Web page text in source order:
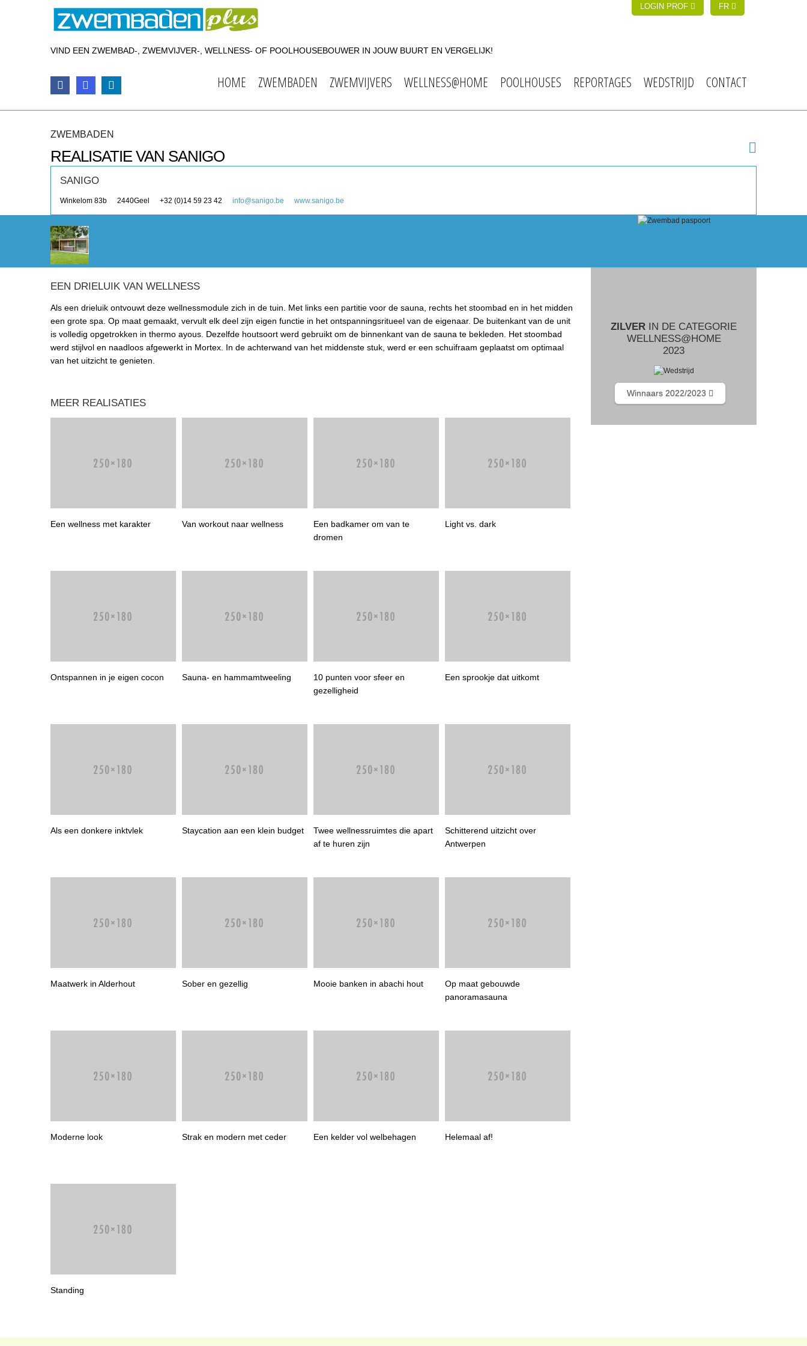
LOGIN PROF FR
VIND EEN ZWEMBAD-, ZWEMVIJVER-, WELLNESS- OF POOLHOUSEBOUWER IN JOUW BUURT EN VERGELIJK!
HOME ZWEMBADEN ZWEMVIJVERS WELLNESS@HOME POOLHOUSES REPORTAGES WEDSTRIJD CONTACT
ZWEMBADEN
REALISATIE VAN SANIGO
SANIGO
Winkelom 83b 2440Geel +32 (0)14 59 23 42 info@sanigo.be www.sanigo.be
EEN DRIELUIK VAN WELLNESS
Als een drieluik ontvouwt deze wellnessmodule zich in de tuin. Met links een partitie voor de sauna, rechts het stoombad en in het midden
een grote spa. Op maat gemaakt, vervult elk deel zijn eigen functie in het ontspanningsritueel van de eigenaar. De buitenkant van de unit
is volledig opgetrokken in thermo ayous. Dezelfde houtsoort werd gebruikt om de binnenkant van de sauna te bekleden. Het stoombad
werd stijlvol en naadloos afgewerkt in Mortex. In de achterwand van het middenste stuk, werd er een schuifraam geplaatst om optimaal
van het uitzicht te genieten.
MEER REALISATIES
Een wellness met karakter Van workout naar wellness
Een badkamer om van te
dromen
Light vs. dark
Ontspannen in je eigen cocon Sauna- en hammamtweeling
10 punten voor sfeer en
gezelligheid
Een sprookje dat uitkomt
Als een donkere inktvlek Staycation aan een klein budget
Twee wellnessruimtes die apart
af te huren zijn
Schitterend uitzicht over
Antwerpen
Maatwerk in Alderhout Sober en gezellig Mooie banken in abachi hout
Op maat gebouwde
panoramasauna
Moderne look Strak en modern met ceder Een kelder vol welbehagen Helemaal af!
Standing
ZILVER IN DE CATEGORIE
WELLNESS@HOME
2023
Winnaars 2022/2023